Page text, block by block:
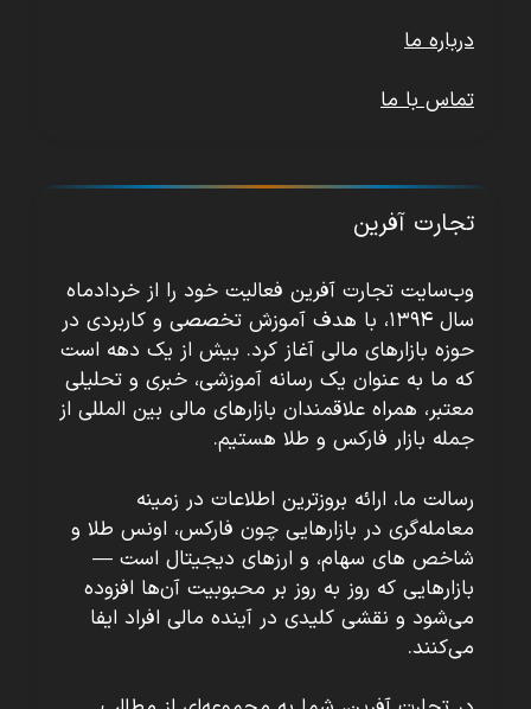
درباره ما
تماس با ما
تجارت آفرین
وب‌سایت تجارت آفرین فعالیت خود را از خردادماه
سال ۱۳۹۴، با هدف آموزش تخصصی و کاربردی در
حوزه بازارهای مالی آغاز کرد. بیش از یک دهه است
که ما به عنوان یک رسانه آموزشی، خبری و تحلیلی
معتبر، همراه علاقمندان بازارهای مالی بین المللی از
جمله بازار فارکس و طلا هستیم.
رسالت ما، ارائه بروزترین اطلاعات در زمینه
معامله‌گری در بازارهایی چون فارکس، اونس طلا و
شاخص های سهام، و ارزهای دیجیتال است —
بازارهایی که روز به روز بر محبوبیت آن‌ها افزوده
می‌شود و نقشی کلیدی در آینده مالی افراد ایفا
می‌کنند.